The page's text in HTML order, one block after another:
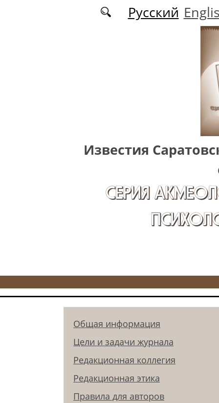
Перейти к основному содержаниюРусский
Известия
СЕРИЯ
Общая информация
Цели и задачи журнала
Редакционная коллегия
Редакционная этика
Правила для авторов